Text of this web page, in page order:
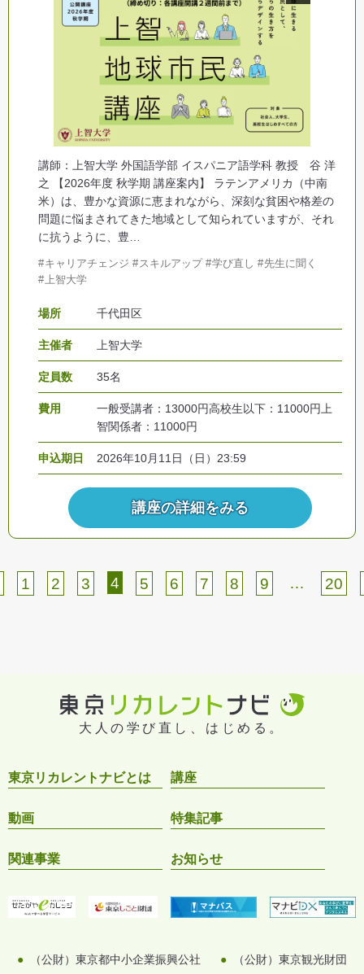
講師：上智大学 外国語学部 イスパニア語学科 教授 谷 洋
之 【2026年度 秋学期 講座案内】 ラテンアメリカ（中南
米）は、豊かな資源に恵まれながら、深刻な貧困や格差の
問題に悩まされてきた地域として知られていますが、それ
に抗うように、豊…
キャリアチェンジ スキルアップ 学び直し
先生に聞く
上智大学
場所 千代田区
主催者 上智大学
定員数 35名
費用
一般受講者：13000円高校生以下：11000円上
智関係者：11000円
申込期日 2026年10月11日（日）23:59
講座の詳細をみる
1 2 3 4 5 6 7 8 9 … 20
大人の学び直し、はじめる。
東京リカレントナビとは 講座
動画 特集記事
関連事業 お知らせ
（公財）東京都中小企業振興公社 （公財）東京観光財団